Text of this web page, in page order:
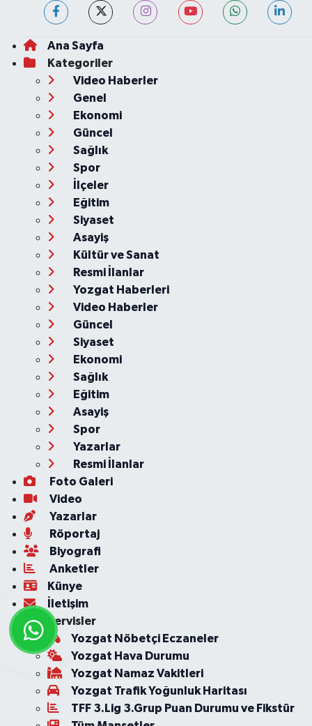
Ana Sayfa
Kategoriler
Video Haberler
Genel
Ekonomi
Güncel
Sağlık
Spor
İlçeler
Eğitim
Siyaset
Asayiş
Kültür ve Sanat
Resmi İlanlar
Yozgat Haberleri
Video Haberler
Güncel
Siyaset
Ekonomi
Sağlık
Eğitim
Asayiş
Spor
Yazarlar
Resmi İlanlar
Foto Galeri
Video
Yazarlar
Röportaj
Biyografi
Anketler
Künye
İletişim
Servisler
Yozgat Nöbetçi Eczaneler
Yozgat Hava Durumu
Yozgat Namaz Vakitleri
Yozgat Trafik Yoğunluk Haritası
TFF 3.Lig 3.Grup Puan Durumu ve Fikstür